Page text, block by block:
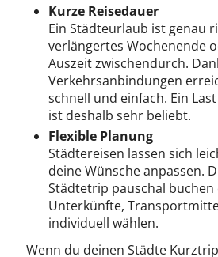
Kurze Reisedauer
Ein Städteurlaub ist genau
verlängertes Wochenende
Auszeit zwischendurch.
Verkehrsanbindungen
schnell und einfach. Ein
ist deshalb sehr beliebt.
Flexible Planung
Städtereisen lassen sich
deine Wünsche anpassen.
Städtetrip pauschal
Unterkünfte,
individuell wählen.
Wenn du deinen Städte